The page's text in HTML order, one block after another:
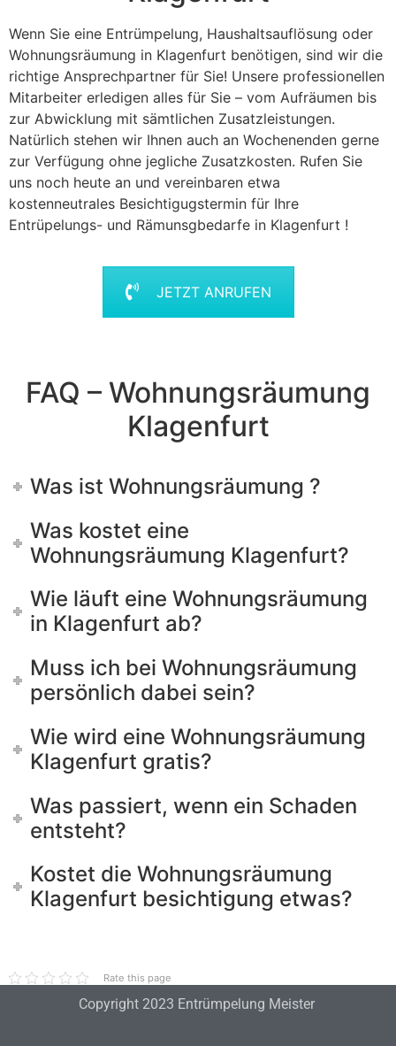
Wenn Sie eine Entrümpelung, Haushaltsauflösung oder
Wohnungsräumung in Klagenfurt benötigen, sind wir die
richtige Ansprechpartner für Sie! Unsere professionellen
Mitarbeiter erledigen alles für Sie – vom Aufräumen bis
zur Abwicklung mit sämtlichen Zusatzleistungen.
Natürlich stehen wir Ihnen auch an Wochenenden gerne
zur Verfügung ohne jegliche Zusatzkosten. Rufen Sie
uns noch heute an und vereinbaren etwa
kostenneutrales Besichtigugstermin für Ihre
Entrüpelungs- und Rämunsgbedarfe in Klagenfurt !
JETZT ANRUFEN
FAQ – Wohnungsräumung
Klagenfurt
Was ist Wohnungsräumung ?
Was kostet eine
Wohnungsräumung Klagenfurt?
Wie läuft eine Wohnungsräumung
in Klagenfurt ab?
Muss ich bei Wohnungsräumung
persönlich dabei sein?
Wie wird eine Wohnungsräumung
Klagenfurt gratis?
Was passiert, wenn ein Schaden
entsteht?
Kostet die Wohnungsräumung
Klagenfurt besichtigung etwas?
Rate this page
Copyright 2023 Entrümpelung Meister